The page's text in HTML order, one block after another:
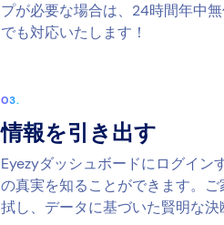
プが必要な場合は、24時間年中
でも対応いたします！
情報を引き出す
Eyezyダッシュボードにログイン
の真実を知ることができます。
拭し、データに基づいた賢明な決